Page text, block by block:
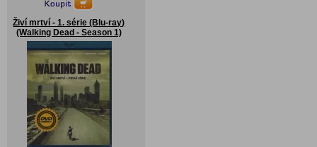
Živí mrtví - 1. série (Blu-ray)
(Walking Dead - Season 1)